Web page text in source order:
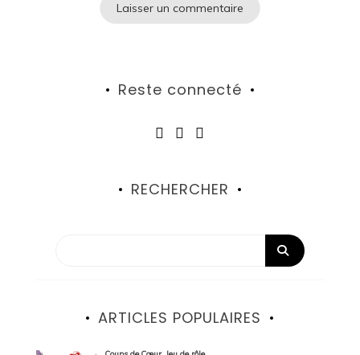
Reste connecté
RECHERCHER
ARTICLES POPULAIRES